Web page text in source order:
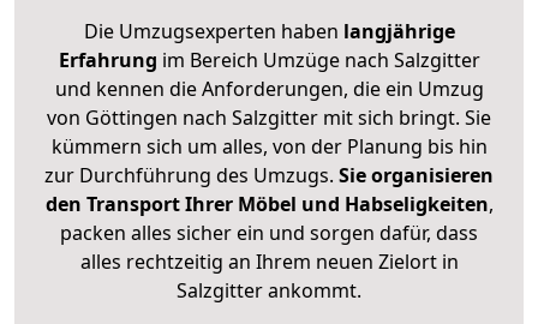
Die Umzugsexperten haben langjährige
Erfahrung im Bereich Umzüge nach Salzgitter
und kennen die Anforderungen, die ein Umzug
von Göttingen nach Salzgitter mit sich bringt. Sie
kümmern sich um alles, von der Planung bis hin
zur Durchführung des Umzugs. Sie organisieren
den Transport Ihrer Möbel und Habseligkeiten,
packen alles sicher ein und sorgen dafür, dass
alles rechtzeitig an Ihrem neuen Zielort in
Salzgitter ankommt.